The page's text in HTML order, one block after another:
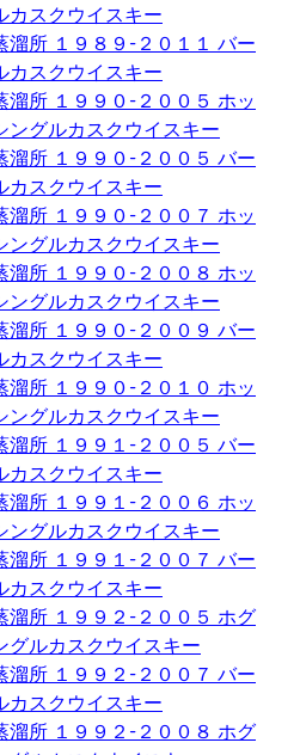
カスクウイスキー
溜所 １９８９-２０１１ バー
カスクウイスキー
溜所 １９９０-２００５ ホッ
ングルカスクウイスキー
溜所 １９９０-２００５ バー
カスクウイスキー
溜所 １９９０-２００７ ホッ
ングルカスクウイスキー
溜所 １９９０-２００８ ホッ
ングルカスクウイスキー
溜所 １９９０-２００９ バー
カスクウイスキー
溜所 １９９０-２０１０ ホッ
ングルカスクウイスキー
溜所 １９９１-２００５ バー
カスクウイスキー
溜所 １９９１-２００６ ホッ
ングルカスクウイスキー
溜所 １９９１-２００７ バー
カスクウイスキー
溜所 １９９２-２００５ ホグ
グルカスクウイスキー
溜所 １９９２-２００７ バー
カスクウイスキー
溜所 １９９２-２００８ ホグ